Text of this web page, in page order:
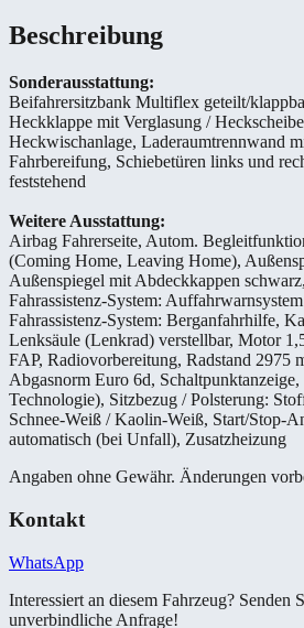
Beschreibung
Sonderausstattung:
Beifahrersitzbank Multiflex geteilt/
Heckklappe mit Verglasung /
Heckwischanlage, Laderaumtrennwand
Fahrbereifung, Schiebetüren links und
feststehend
Weitere Ausstattung:
Airbag Fahrerseite, Autom.
(Coming Home, Leaving Home),
Außenspiegel mit Abdeckkappen
Fahrassistenz-System:
Fahrassistenz-System: Berganfahrhilfe,
Lenksäule (Lenkrad) verstellbar, Motor
FAP, Radiovorbereitung, Radstand 2975
Abgasnorm Euro 6d,
Technologie), Sitzbezug / Polsterung:
Schnee-Weiß / Kaolin-Weiß, Start/Stop-
automatisch (bei Unfall), Zusatzheizung
Angaben ohne Gewähr. Änderungen
Kontakt
WhatsApp
Interessiert an diesem Fahrzeug? Senden
unverbindliche Anfrage!